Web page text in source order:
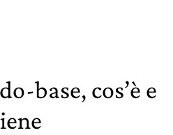
base, cos’è e